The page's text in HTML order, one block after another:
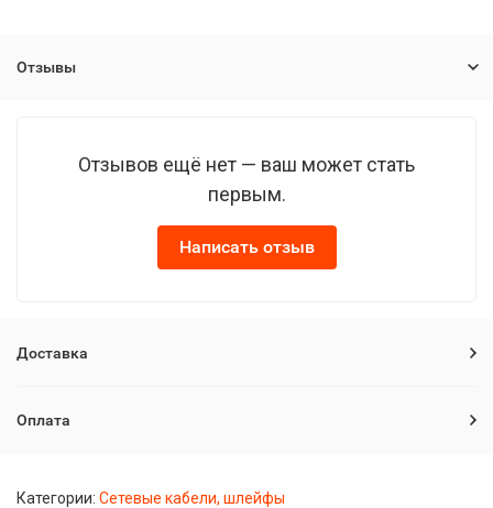
Отзывы
Отзывов ещё нет — ваш может стать
первым.
Написать отзыв
Доставка
Оплата
Категории: Сетевые кабели, шлейфы